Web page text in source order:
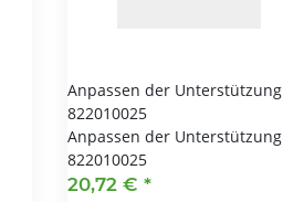
Anpassen der Unterstützung
822010025
Anpassen der Unterstützung
822010025
20,72 € *